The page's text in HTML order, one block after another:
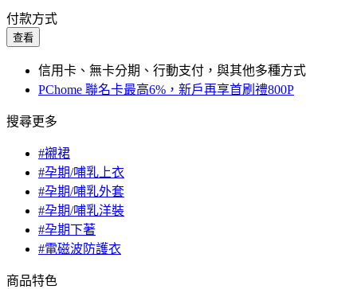
付款方式
查看
信用卡、無卡分期、行動支付，與其他多種方式
PChome 聯名卡最高6%，新戶再享首刷禮800P
搜尋更多
#襯裙
#孕期/哺乳上衣
#孕期/哺乳外套
#孕期/哺乳洋裝
#孕期下著
#電磁波防護衣
商品特色